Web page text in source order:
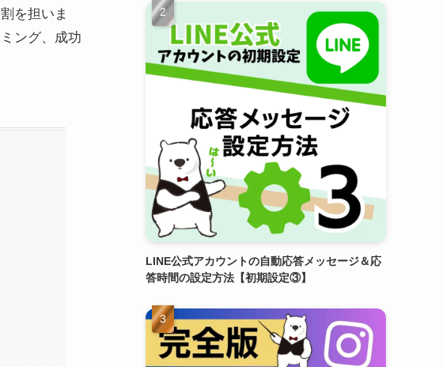
を担いま
ング、成功
LINE公式アカウントの自動応答メッセージ＆応
答時間の設定方法【初期設定③】